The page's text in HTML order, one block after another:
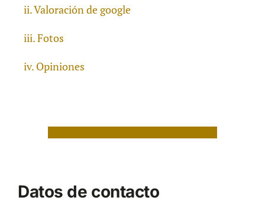
Valoración de google
Fotos
Opiniones
Datos de contacto